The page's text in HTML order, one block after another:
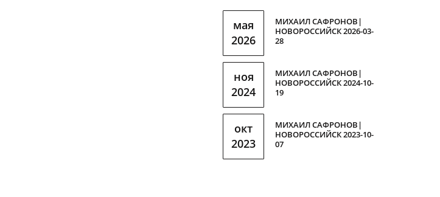
мая
2026
МИХАИЛ САФРОНОВ|
НОВОРОССИЙСК 2026-03-
28
ноя
2024
МИХАИЛ САФРОНОВ|
НОВОРОССИЙСК 2024-10-
19
окт
2023
МИХАИЛ САФРОНОВ|
НОВОРОССИЙСК 2023-10-
07